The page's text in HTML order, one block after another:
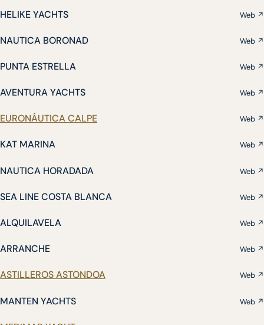
HELIKE YACHTS Web ↗
NAUTICA BORONAD Web ↗
PUNTA ESTRELLA Web ↗
AVENTURA YACHTS Web ↗
EURONÁUTICA CALPE Web ↗
KAT MARINA Web ↗
NAUTICA HORADADA Web ↗
SEA LINE COSTA BLANCA Web ↗
ALQUILAVELA Web ↗
ARRANCHE Web ↗
ASTILLEROS ASTONDOA Web ↗
MANTEN YACHTS Web ↗